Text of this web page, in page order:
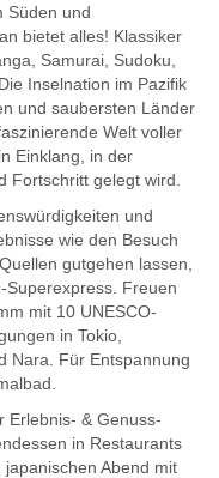
Süden und
bietet alles! Klassiker
Samurai, Sudoku,
Inselnation im Pazifik
und saubersten Länder
Welt voller
Einklang, in der
Fortschritt gelegt wird.
und
wie den Besuch
gutgehen lassen,
Freuen
mit 10 UNESCO-
in Tokio,
Nara. Für Entspannung
Erlebnis- & Genuss-
in Restaurants
Abend mit